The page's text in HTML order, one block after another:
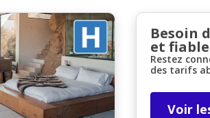
Se connecter avec eLink
Besoin
et
Restez
des tarifs
Voir